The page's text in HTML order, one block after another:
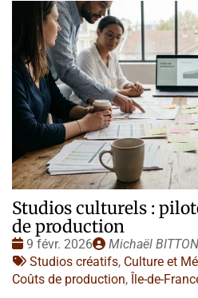
Studios culturels :
de production
Date
:
9 févr. 2026
Publié
par
Michaël BITTON
Tags
:
Studios créatifs, Culture et
Coûts de production, Île-de-